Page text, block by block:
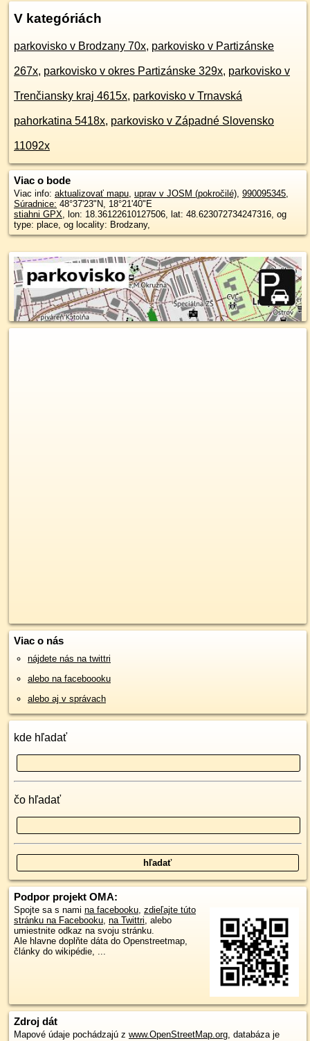
V kategóriách
parkovisko v Brodzany 70x, parkovisko v Partizánske
267x, parkovisko v okres Partizánske 329x, parkovisko v
Trenčiansky kraj 4615x, parkovisko v Trnavská
pahorkatina 5418x, parkovisko v Západné Slovensko
11092x
Viac o bode
Viac info: aktualizovať mapu, uprav v JOSM (pokročilé), 990095345,
Súradnice: 48°37'23"N, 18°21'40"E
stiahni GPX, lon: 18.36122610127506, lat: 48.623072734247316, og
type: place, og locality: Brodzany,
Viac o nás
nájdete nás na twittri
alebo na faceboooku
alebo aj v správach
kde hľadať
čo hľadať
Podpor projekt OMA:
Spojte sa s nami na facebooku, zdieľajte túto
stránku na Facebooku, na Twittri, alebo
umiestnite odkaz na svoju stránku.
Ale hlavne doplňte dáta do Openstreetmap,
články do wikipédie, ...
Zdroj dát
Mapové údaje pochádzajú z www.OpenStreetMap.org, databáza je